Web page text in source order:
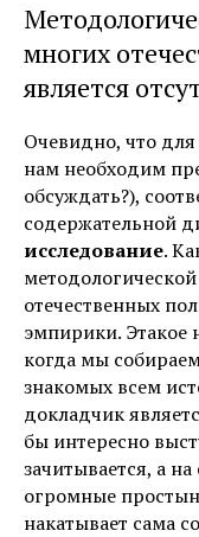
многих
является
Очевидно, что для
нам необходим
обсуждать?),
содержательной
исследование.
отечественных
эмпирики. Этакое
когда мы
знакомых всем
докладчик
бы интересно
зачитывается, а
огромные
накатывает сама